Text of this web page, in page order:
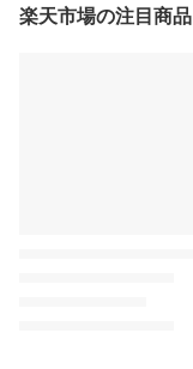
楽天市場の注目商品